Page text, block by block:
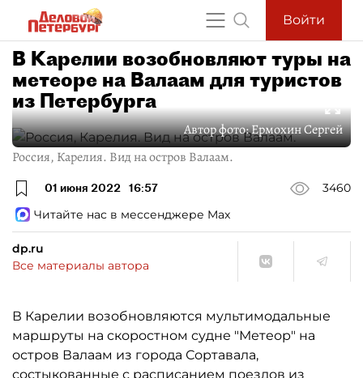
Войти
В Карелии возобновляют туры на
метеоре на Валаам для туристов
из Петербурга
Автор фото:Ермохин Сергей
Россия, Карелия. Вид на остров Валаам.
01 июня 2022 16:57
3460
Читайте нас в мессенджере Max
dp.ru
Все материалы автора
В Карелии возобновляются мультимодальные
маршруты на скоростном судне "Метеор" на
остров Валаам из города Сортавала,
состыкованные с расписанием поездов из